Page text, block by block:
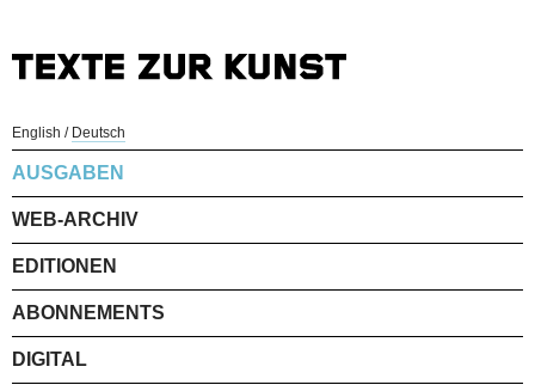
English / Deutsch
AUSGABEN
WEB-ARCHIV
EDITIONEN
ABONNEMENTS
DIGITAL